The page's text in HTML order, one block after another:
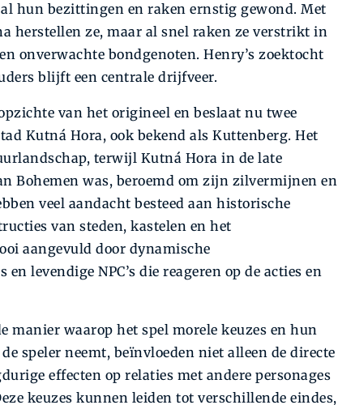
hun bezittingen en raken ernstig gewond. Met
herstellen ze, maar al snel raken ze verstrikt in
onverwachte bondgenoten. Henry’s zoektocht
blijft een centrale drijfveer.
van het origineel en beslaat nu twee
Kutná Hora, ook bekend als Kuttenberg. Het
terwijl Kutná Hora in de late
Bohemen was, beroemd om zijn zilvermijnen en
veel aandacht besteed aan historische
van steden, kastelen en het
aangevuld door dynamische
levendige NPC’s die reageren op de acties en
manier waarop het spel morele keuzes en hun
speler neemt, beïnvloeden niet alleen de directe
effecten op relaties met andere personages
keuzes kunnen leiden tot verschillende eindes,